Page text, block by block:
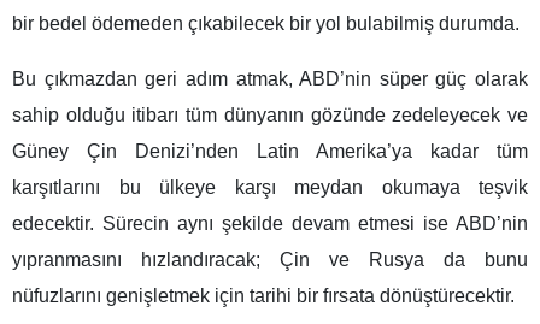
bir bedel ödemeden çıkabilecek bir yol bulabilmiş durumda.
Bu çıkmazdan geri adım atmak, ABD’nin süper güç olarak
sahip olduğu itibarı tüm dünyanın gözünde zedeleyecek ve
Güney Çin Denizi’nden Latin Amerika’ya kadar tüm
karşıtlarını bu ülkeye karşı meydan okumaya teşvik
edecektir. Sürecin aynı şekilde devam etmesi ise ABD’nin
yıpranmasını hızlandıracak; Çin ve Rusya da bunu
nüfuzlarını genişletmek için tarihi bir fırsata dönüştürecektir.